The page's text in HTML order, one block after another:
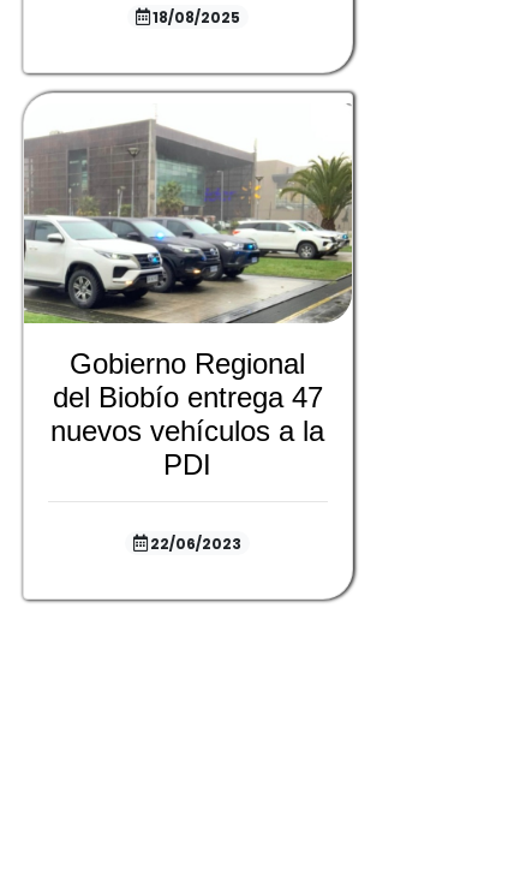
18/08/2025
Gobierno Regional
del Biobío entrega 47
nuevos vehículos a la
PDI
22/06/2023